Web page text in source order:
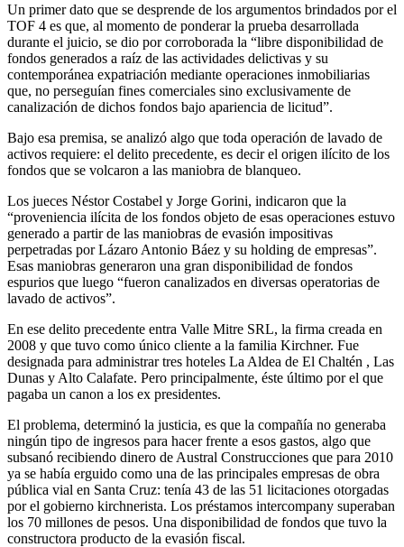
Un primer dato que se desprende de los argumentos brindados por el
TOF 4 es que, al momento de ponderar la prueba desarrollada
durante el juicio, se dio por corroborada la “libre disponibilidad de
fondos generados a raíz de las actividades delictivas y su
contemporánea expatriación mediante operaciones inmobiliarias
que, no perseguían fines comerciales sino exclusivamente de
canalización de dichos fondos bajo apariencia de licitud”.
Bajo esa premisa, se analizó algo que toda operación de lavado de
activos requiere: el delito precedente, es decir el origen ilícito de los
fondos que se volcaron a las maniobra de blanqueo.
Los jueces Néstor Costabel y Jorge Gorini, indicaron que la
“proveniencia ilícita de los fondos objeto de esas operaciones estuvo
generado a partir de las maniobras de evasión impositivas
perpetradas por Lázaro Antonio Báez y su holding de empresas”.
Esas maniobras generaron una gran disponibilidad de fondos
espurios que luego “fueron canalizados en diversas operatorias de
lavado de activos”.
En ese delito precedente entra Valle Mitre SRL, la firma creada en
2008 y que tuvo como único cliente a la familia Kirchner. Fue
designada para administrar tres hoteles La Aldea de El Chaltén , Las
Dunas y Alto Calafate. Pero principalmente, éste último por el que
pagaba un canon a los ex presidentes.
El problema, determinó la justicia, es que la compañía no generaba
ningún tipo de ingresos para hacer frente a esos gastos, algo que
subsanó recibiendo dinero de Austral Construcciones que para 2010
ya se había erguido como una de las principales empresas de obra
pública vial en Santa Cruz: tenía 43 de las 51 licitaciones otorgadas
por el gobierno kirchnerista. Los préstamos intercompany superaban
los 70 millones de pesos. Una disponibilidad de fondos que tuvo la
constructora producto de la evasión fiscal.